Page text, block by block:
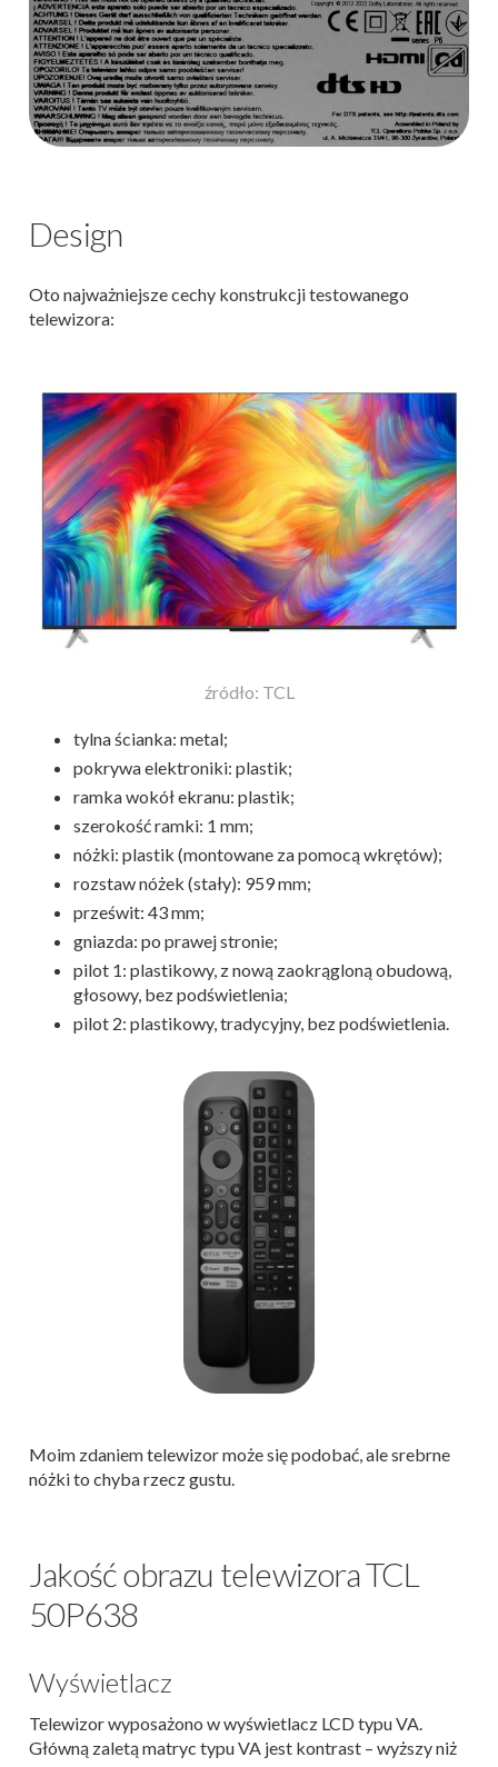
Design
Oto najważniejsze cechy konstrukcji testowanego
telewizora:
źródło: TCL
tylna ścianka: metal;
pokrywa elektroniki: plastik;
ramka wokół ekranu: plastik;
szerokość ramki: 1 mm;
nóżki: plastik (montowane za pomocą wkrętów);
rozstaw nóżek (stały): 959 mm;
prześwit: 43 mm;
gniazda: po prawej stronie;
pilot 1: plastikowy, z nową zaokrągloną obudową,
głosowy, bez podświetlenia;
pilot 2: plastikowy, tradycyjny, bez podświetlenia.
Moim zdaniem telewizor może się podobać, ale srebrne
nóżki to chyba rzecz gustu.
Jakość obrazu telewizora TCL
50P638
Wyświetlacz
Telewizor wyposażono w wyświetlacz LCD typu VA.
Główną zaletą matryc typu VA jest kontrast – wyższy niż